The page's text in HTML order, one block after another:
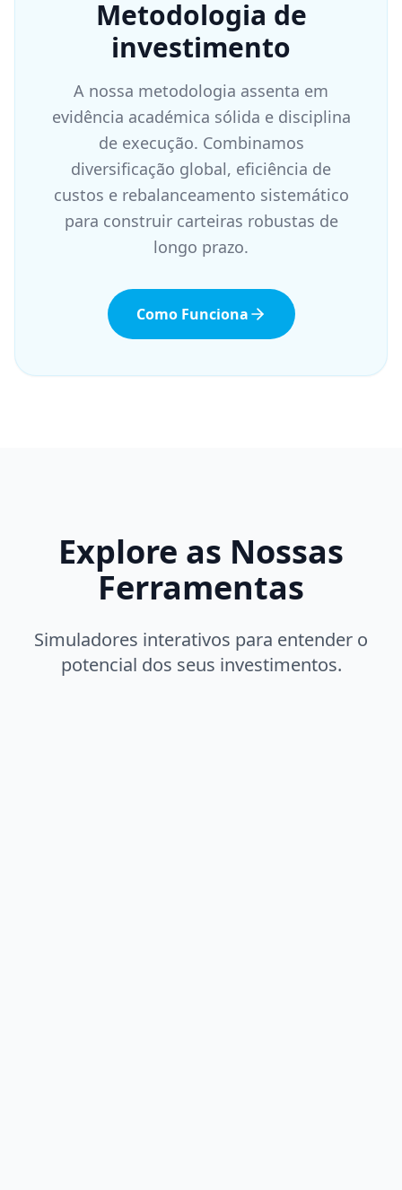
Metodologia de
investimento
A nossa metodologia assenta em
evidência académica sólida e disciplina
de execução. Combinamos
diversificação global, eficiência de
custos e rebalanceamento sistemático
para construir carteiras robustas de
longo prazo.
Como Funciona
Explore as Nossas
Ferramentas
Simuladores interativos para entender o
potencial dos seus investimentos.